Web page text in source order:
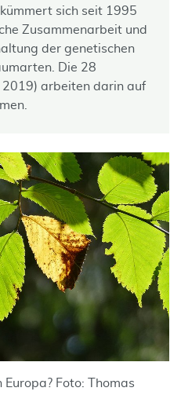
sich seit 1995
Zusammenarbeit und
der genetischen
Die 28
arbeiten darin auf
Foto: Thomas